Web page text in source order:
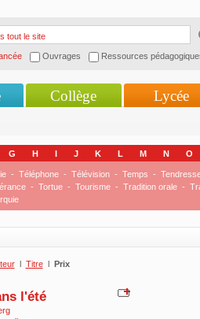
Ouvrages Ressources
Collège Lycée
G H I J K L M N O
- Téléphone - Télévision - Temps -
- Tortue - Tourisme - Tradition orale -
l Titre l Prix
l'été